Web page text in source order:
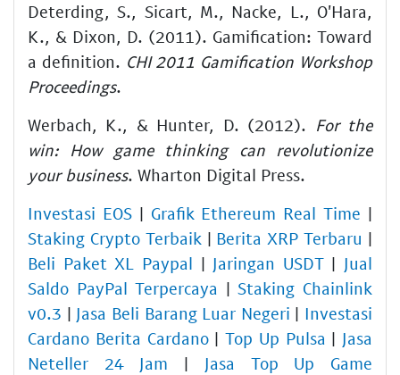
Deterding, S., Sicart, M., Nacke, L., O'Hara,
K., & Dixon, D. (2011). Gamification: Toward
a definition. CHI 2011 Gamification Workshop
Proceedings.
Werbach, K., & Hunter, D. (2012). For the
win: How game thinking can revolutionize
your business. Wharton Digital Press.
Investasi EOS| Grafik Ethereum Real Time |
Staking Crypto Terbaik| Berita XRP Terbaru |
Beli Paket XL Paypal | Jaringan USDT| Jual
Saldo PayPal Terpercaya |Staking Chainlink
v0.3 | Jasa Beli Barang Luar Negeri | Investasi
Cardano Berita Cardano| Top Up Pulsa | Jasa
Neteller 24 Jam | Jasa Top Up Game